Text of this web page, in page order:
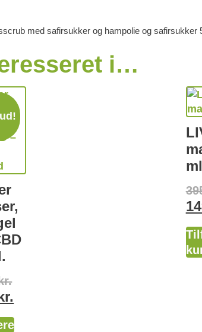
med safirsukker og hampolie og safirsukker
i…